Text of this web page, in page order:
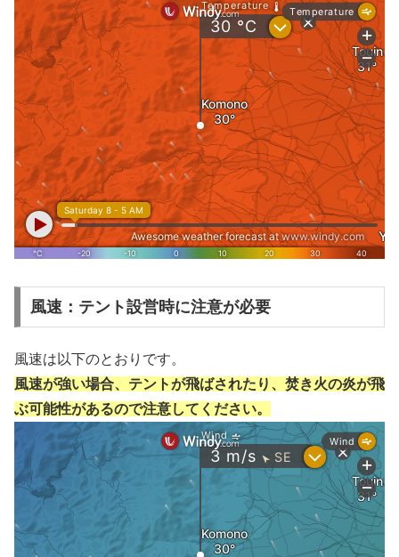
風速：テント設営時に注意が必要
風速は以下のとおりです。
風速が強い場合、テントが飛ばされたり、焚き火の炎が飛
ぶ可能性があるので注意してください。